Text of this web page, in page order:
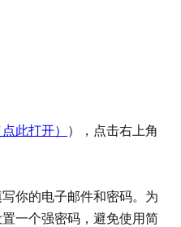
点此打开）
），点击右上角
你的电子邮件和密码。为
一个强密码，避免使用简